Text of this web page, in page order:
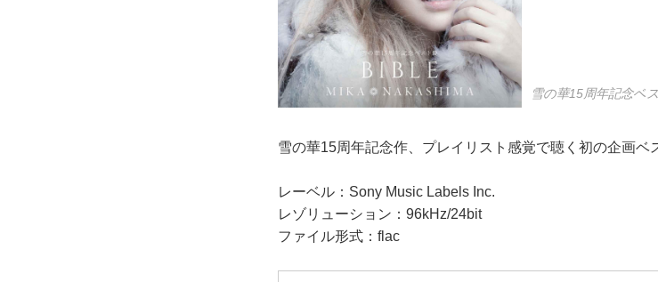
雪の華15周年記念ベ
雪の華15周年記念作、プレイリスト感覚で聴く初の企画ベ
レーベル：Sony Music Labels Inc.
レゾリューション：96kHz/24bit
ファイル形式：flac